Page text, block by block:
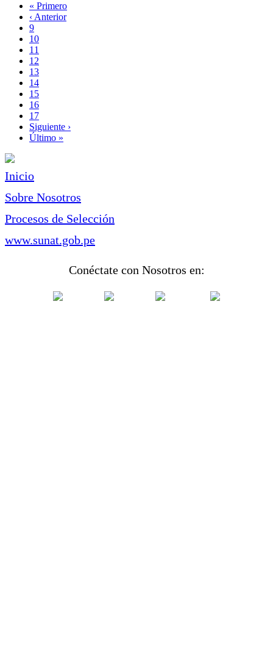
Paginación
Primera
página
« Primero
Página
anterior
‹ Anterior
Page
9
Page
10
Page
11
Page
12
Página
actual
13
Page
14
Page
15
Page
16
Page
17
Siguiente
página
Siguiente ›
Última
Último »
Inicio
Sobre Nosotros
Procesos de Selección
www.sunat.gob.pe
Conéctate con Nosotros en: